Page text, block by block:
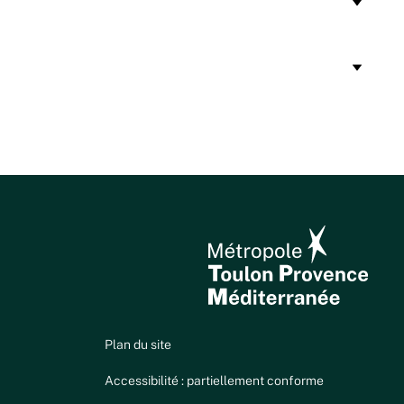
métropolitain pour validation.
Plan du site
Accessibilité : partiellement conforme